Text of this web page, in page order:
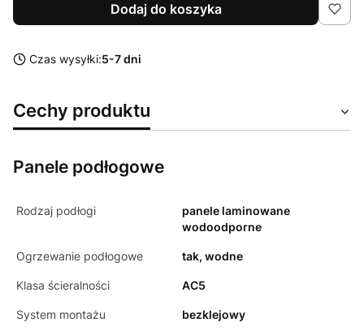
Dodaj do koszyka
Czas wysyłki:5-7 dni
Cechy produktu
Panele podłogowe
Rodzaj podłogi
panele laminowane
wodoodporne
Ogrzewanie podłogowe tak, wodne
Klasa ścieralności AC5
System montażu bezklejowy